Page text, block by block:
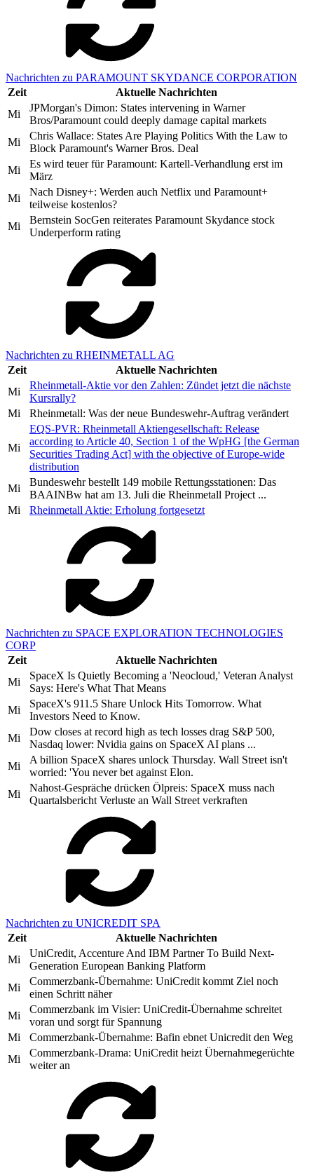
Nachrichten zu PARAMOUNT SKYDANCE CORPORATION
Zeit
Aktuelle Nachrichten
Mi
JPMorgan's Dimon: States intervening in Warner
Bros/Paramount could deeply damage capital markets
Mi
Chris Wallace: States Are Playing Politics With the Law to
Block Paramount's Warner Bros. Deal
Mi
Es wird teuer für Paramount: Kartell-Verhandlung erst im
März
Mi
Nach Disney+: Werden auch Netflix und Paramount+
teilweise kostenlos?
Mi
Bernstein SocGen reiterates Paramount Skydance stock
Underperform rating
Nachrichten zu RHEINMETALL AG
Zeit
Aktuelle Nachrichten
Mi
Rheinmetall-Aktie vor den Zahlen: Zündet jetzt die nächste
Kursrally?
Mi
Rheinmetall: Was der neue Bundeswehr-Auftrag verändert
Mi
EQS-PVR: Rheinmetall Aktiengesellschaft: Release
according to Article 40, Section 1 of the WpHG [the German
Securities Trading Act] with the objective of Europe-wide
distribution
Mi
Bundeswehr bestellt 149 mobile Rettungsstationen: Das
BAAINBw hat am 13. Juli die Rheinmetall Project ...
Mi
Rheinmetall Aktie: Erholung fortgesetzt
Nachrichten zu SPACE EXPLORATION TECHNOLOGIES
CORP
Zeit
Aktuelle Nachrichten
Mi
SpaceX Is Quietly Becoming a 'Neocloud,' Veteran Analyst
Says: Here's What That Means
Mi
SpaceX's 911.5 Share Unlock Hits Tomorrow. What
Investors Need to Know.
Mi
Dow closes at record high as tech losses drag S&P 500,
Nasdaq lower: Nvidia gains on SpaceX AI plans ...
Mi
A billion SpaceX shares unlock Thursday. Wall Street isn't
worried: 'You never bet against Elon.
Mi
Nahost-Gespräche drücken Ölpreis: SpaceX muss nach
Quartalsbericht Verluste an Wall Street verkraften
Nachrichten zu UNICREDIT SPA
Zeit
Aktuelle Nachrichten
Mi
UniCredit, Accenture And IBM Partner To Build Next-
Generation European Banking Platform
Mi
Commerzbank-Übernahme: UniCredit kommt Ziel noch
einen Schritt näher
Mi
Commerzbank im Visier: UniCredit-Übernahme schreitet
voran und sorgt für Spannung
Mi
Commerzbank-Übernahme: Bafin ebnet Unicredit den Weg
Mi
Commerzbank-Drama: UniCredit heizt Übernahmegerüchte
weiter an